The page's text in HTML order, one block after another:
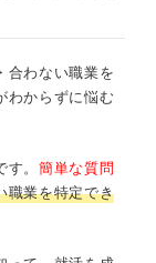
合わない職業を
わからずに悩む
す。 簡単な質問
職業を特定でき